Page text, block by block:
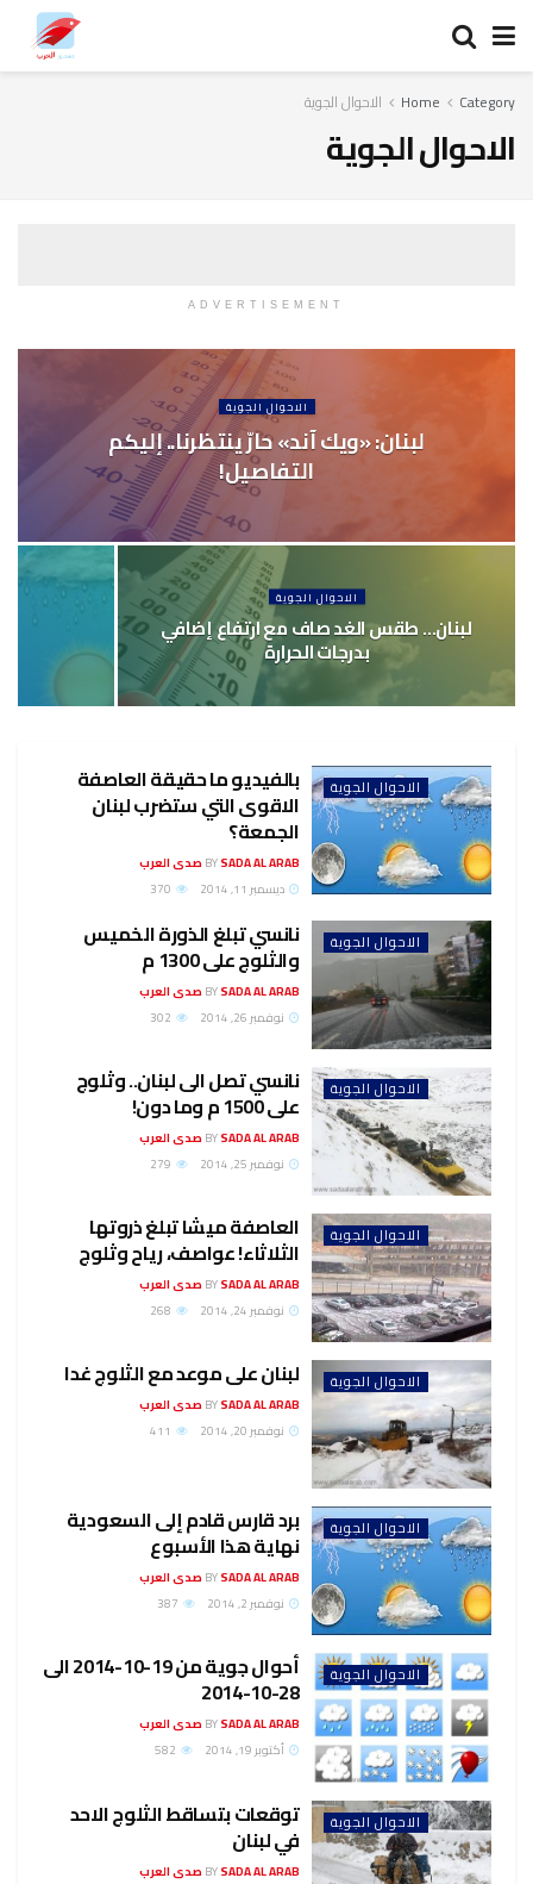
Home Category الاحوال الجوية
الاحوال الجوية
ADVERTISEMENT
الاحوال الجوية
لبنان: «ويك آند» حارّ ينتظرنا.. إليكم
التفاصيل!
الاحوال الجوية
لبنان… طقس الغد صاف مع ارتفاع إضافي
بدرجات الحرارة
الاحوال الجوية بالفيديو ما حقيقة العاصفة
الاقوى التي ستضرب لبنان
الجمعة؟
BYSADA AL ARAB صدى العرب
ديسمبر 11, 2014
الاحوال الجوية نانسي تبلغ الذورة الخميس
والثلوج على 1300 م
BYSADA AL ARAB صدى العرب
نوفمبر 26, 2014
الاحوال الجوية نانسي تصل الى لبنان.. وثلوج
على 1500 م وما دون!
BYSADA AL ARAB صدى العرب
نوفمبر 25, 2014
الاحوال الجوية العاصفة ميشا تبلغ ذروتها
الثلاثاء! عواصف، رياح وثلوج
BYSADA AL ARAB صدى العرب
نوفمبر 24, 2014
الاحوال الجوية لبنان على موعد مع الثلوج غدا
BYSADA AL ARAB صدى العرب
نوفمبر 20, 2014
الاحوال الجوية برد قارس قادم إلى السعودية
نهاية هذا الأسبوع
BYSADA AL ARAB صدى العرب
نوفمبر 2, 2014
الاحوال الجوية أحوال جوية من 19-10-2014 الى
28-10-2014
BYSADA AL ARAB صدى العرب
أكتوبر 19, 2014
الاحوال الجوية توقعات بتساقط الثلوج الاحد
في لبنان
BYSADA AL ARAB صدى العرب